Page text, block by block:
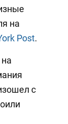
на
Post.
с